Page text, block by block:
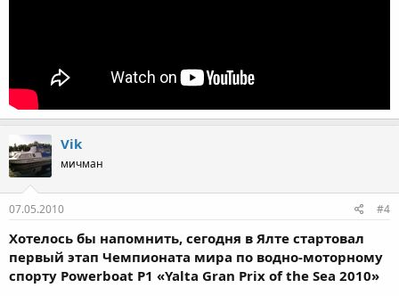
Vik
мичман
07.05.2010 #4
Хотелось бы напомнить, сегодня в Ялте стартовал
первый этап Чемпионата мира по водно-моторному
спорту Powerboat P1 «Yalta Gran Prix of the Sea 2010»